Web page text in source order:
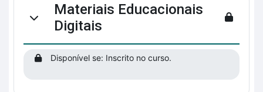
Contrair
Materiais Educacionais
Digitais
Disponível se: Inscrito no curso.